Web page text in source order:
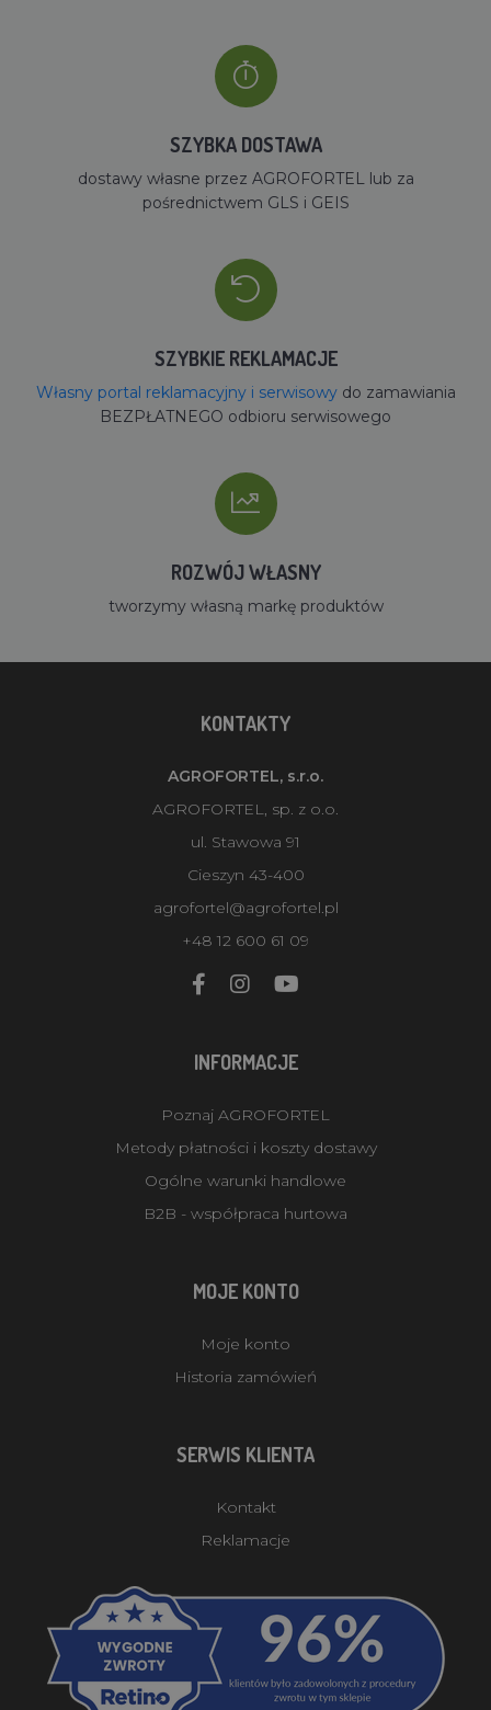
SZYBKA DOSTAWA
dostawy własne przez AGROFORTEL lub za
pośrednictwem GLS i GEIS
SZYBKIE REKLAMACJE
Własny portal reklamacyjny i serwisowydo zamawiania
BEZPŁATNEGO odbioru serwisowego
ROZWÓJ WŁASNY
tworzymy własną markę produktów
KONTAKTY
AGROFORTEL, s.r.o.
AGROFORTEL, sp. z o.o.
ul. Stawowa 91
Cieszyn 43-400
agrofortel@agrofortel.pl
+48 12 600 61 09
INFORMACJE
Poznaj AGROFORTEL
Metody płatności i koszty dostawy
Ogólne warunki handlowe
B2B - współpraca hurtowa
MOJE KONTO
Moje konto
Historia zamówień
SERWIS KLIENTA
Kontakt
Reklamacje